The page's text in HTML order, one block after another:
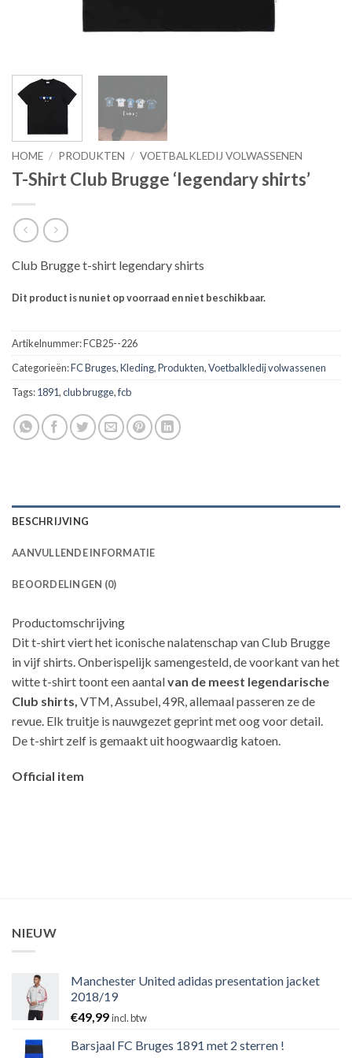
HOME / PRODUKTEN / VOETBALKLEDIJ VOLWASSENEN
T-Shirt Club Brugge ‘legendary shirts’
Club Brugge t-shirt legendary shirts
Dit product is nu niet op voorraad en niet beschikbaar.
Artikelnummer:FCB25--226
Categorieën:FC Bruges,Kleding,Produkten,Voetbalkledij volwassenen
Tags:1891,club brugge,fcb
BESCHRIJVING
AANVULLENDE INFORMATIE
BEOORDELINGEN (0)
Productomschrijving
Dit t-shirt viert het iconische nalatenschap van Club Brugge
in vijf shirts. Onberispelijk samengesteld, de voorkant van het
witte t-shirt toont een aantalvan de meest legendarische
Club shirts, VTM, Assubel, 49R, allemaal passeren ze de
revue. Elk truitje is nauwgezet geprint met oog voor detail.
De t-shirt zelf is gemaakt uit hoogwaardig katoen.
Official item
NIEUW
Manchester United adidas presentation jacket
2018/19
€49,99incl. btw
Barsjaal FC Bruges 1891 met 2 sterren !